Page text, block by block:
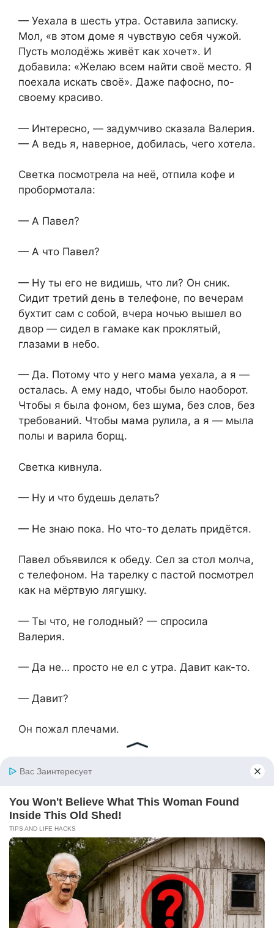
— Уехала в шесть утра. Оставила записку.
Мол, «в этом доме я чувствую себя чужой.
Пусть молодёжь живёт как хочет». И
добавила: «Желаю всем найти своё место. Я
поехала искать своё». Даже пафосно, по-
своему красиво.
— Интересно, — задумчиво сказала Валерия.
— А ведь я, наверное, добилась, чего хотела.
Светка посмотрела на неё, отпила кофе и
пробормотала:
— А Павел?
— А что Павел?
— Ну ты его не видишь, что ли? Он сник.
Сидит третий день в телефоне, по вечерам
бухтит сам с собой, вчера ночью вышел во
двор — сидел в гамаке как проклятый,
глазами в небо.
— Да. Потому что у него мама уехала, а я —
осталась. А ему надо, чтобы было наоборот.
Чтобы я была фоном, без шума, без слов, без
требований. Чтобы мама рулила, а я — мыла
полы и варила борщ.
Светка кивнула.
— Ну и что будешь делать?
— Не знаю пока. Но что-то делать придётся.
Павел объявился к обеду. Сел за стол молча,
с телефоном. На тарелку с пастой посмотрел
как на мёртвую лягушку.
— Ты что, не голодный? — спросила
Валерия.
— Да не… просто не ел с утра. Давит как-то.
— Давит?
Он пожал плечами.
Мама уехала, в доме цирк. Светка — норм,
планетах.
— Да. Это ты верно заметил. И, кстати, если
уж на то пошло, я не на твоей планете, а в
своём доме. А ты в моём.
Он вздрогнул.